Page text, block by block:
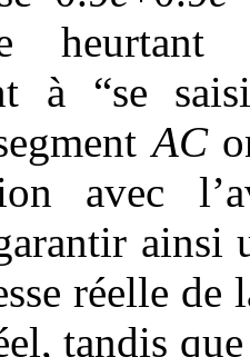
à “se
AC
avec
ainsi
réelle
tandis